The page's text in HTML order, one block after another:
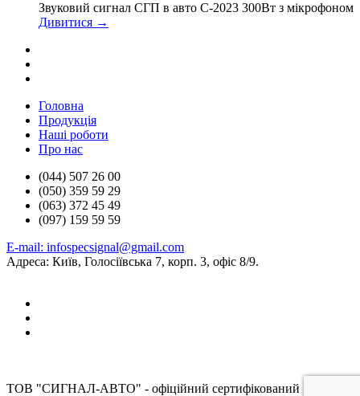
Звуковий сигнал СГП в авто С-2023 300Вт з мікрофоном
Дивитися →
Головна
Продукцiя
Нашi роботи
Про нас
(044) 507 26 00
(050) 359 59 29
(063) 372 45 49
(097) 159 59 59
E-mail: infospecsignal@gmail.com
Адреса: Київ, Голосіївська 7, корп. 3, офіс 8/9.
ТОВ "СИГНАЛ-АВТО" - офіційний сертифікований